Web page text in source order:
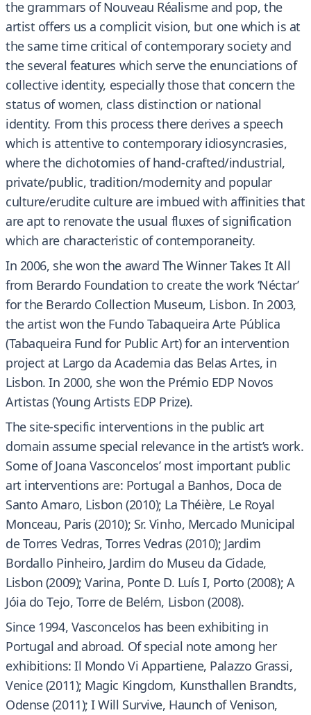
the grammars of Nouveau Réalisme and pop, the
artist offers us a complicit vision, but one which is at
the same time critical of contemporary society and
the several features which serve the enunciations of
collective identity, especially those that concern the
status of women, class distinction or national
identity. From this process there derives a speech
which is attentive to contemporary idiosyncrasies,
where the dichotomies of hand-crafted/industrial,
private/public, tradition/modernity and popular
culture/erudite culture are imbued with affinities that
are apt to renovate the usual fluxes of signification
which are characteristic of contemporaneity.
In 2006, she won the award The Winner Takes It All
from Berardo Foundation to create the work ‘Néctar’
for the Berardo Collection Museum, Lisbon. In 2003,
the artist won the Fundo Tabaqueira Arte Pública
(Tabaqueira Fund for Public Art) for an intervention
project at Largo da Academia das Belas Artes, in
Lisbon. In 2000, she won the Prémio EDP Novos
Artistas (Young Artists EDP Prize).
The site-specific interventions in the public art
domain assume special relevance in the artist’s work.
Some of Joana Vasconcelos’ most important public
art interventions are: Portugal a Banhos, Doca de
Santo Amaro, Lisbon (2010); La Théière, Le Royal
Monceau, Paris (2010); Sr. Vinho, Mercado Municipal
de Torres Vedras, Torres Vedras (2010); Jardim
Bordallo Pinheiro, Jardim do Museu da Cidade,
Lisbon (2009); Varina, Ponte D. Luís I, Porto (2008); A
Jóia do Tejo, Torre de Belém, Lisbon (2008).
Since 1994, Vasconcelos has been exhibiting in
Portugal and abroad. Of special note among her
exhibitions: Il Mondo Vi Appartiene, Palazzo Grassi,
Venice (2011); Magic Kingdom, Kunsthallen Brandts,
Odense (2011); I Will Survive, Haunch of Venison,